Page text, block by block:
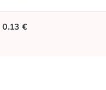
0.13 €